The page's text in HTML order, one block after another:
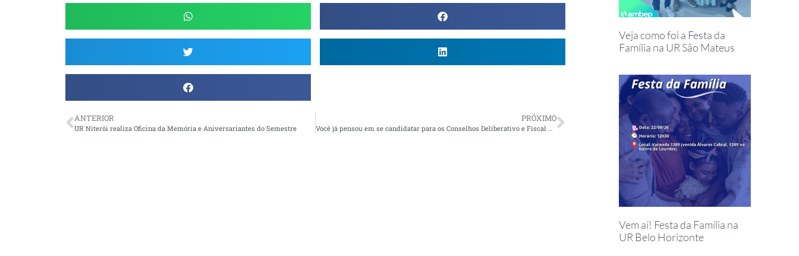
ANTERIOR
UR Niterói realiza Oficina da Memória e Aniversariantes do Semestre
PRÓXIMO
Você já pensou em se candidatar para os Conselhos Deliberativo e Fiscal da Petros?
Veja como foi a Festa da
Família na UR São Mateus
Vem aí! Festa da Família na
UR Belo Horizonte